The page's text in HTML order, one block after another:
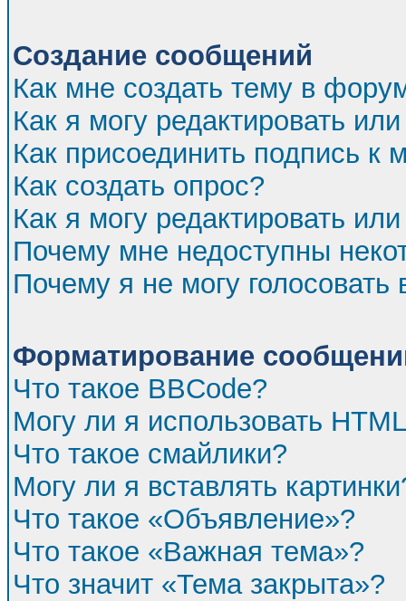
Создание сообщений
Как мне создать тему в
Как я могу редактировать
Как присоединить подпись
Как создать опрос?
Как я могу редактировать
Почему мне недоступны
Почему я не могу голосовать
Форматирование
Что такое BBCode?
Могу ли я использовать
Что такое смайлики?
Могу ли я вставлять
Что такое «Объявление»?
Что такое «Важная тема»?
Что значит «Тема закрыта»?